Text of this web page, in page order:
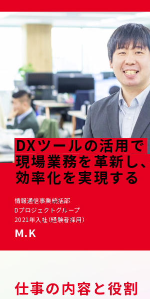
DXツールの活用で
現場業務を革新し、
効率化を実現する
情報通信事業統括部
Dプロジェクトグループ
2021年入社（経験者採用）
M.K
仕事の内容と役割